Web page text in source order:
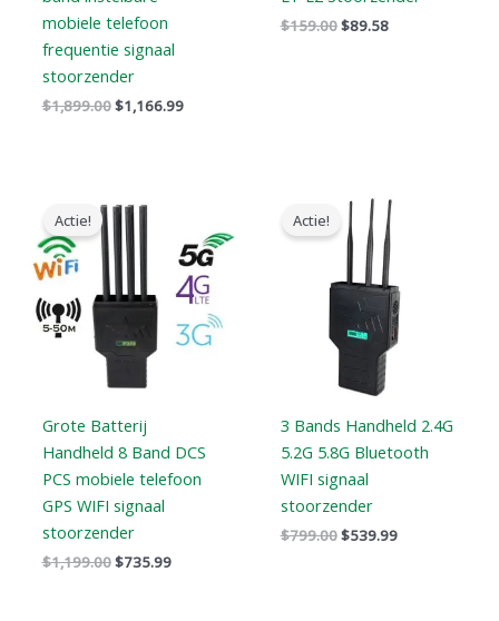
mobiele telefoon
frequentie signaal
stoorzender
$1,899.00$1,166.99
$159.00$89.58
Actie!
Grote Batterij
Handheld 8 Band DCS
PCS mobiele telefoon
GPS WIFI signaal
stoorzender
$1,199.00
prijs
was:
$1,199.00.
$735.99
$735.99.
Actie!
3 Bands Handheld 2.4G
5.2G 5.8G Bluetooth
WIFI signaal
stoorzender
$799.00
prijs
was:
$799.00.
$539.99